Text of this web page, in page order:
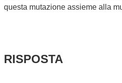
questa mutazione assieme alla
RISPOSTA